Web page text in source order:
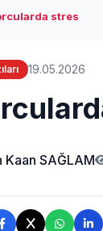
stres
19.05.2026
Kaan SAĞLAM